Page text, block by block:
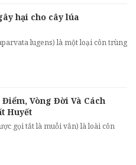
hại cho cây lúa
lugens) là một loại côn trùng
Vòng Đời Và Cách
Huyết
gọi tắt là muỗi vằn) là loài côn